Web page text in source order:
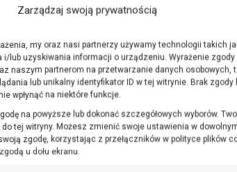
Zarządzaj swoją prywatnością
my oraz nasi partnerzy używamy technologii takich
i/lub uzyskiwania informacji o urządzeniu. Wyrażenie zgody
naszym partnerom na przetwarzanie danych osobowych,
lub unikalny identyfikator ID w tej witrynie. Brak zgody
wpłynąć na niektóre funkcje.
na powyższe lub dokonać szczegółowych wyborów.
tej witryny. Możesz zmienić swoje ustawienia w
zgodę, korzystając z przełączników w polityce plików
u dołu ekranu.
pacjentów do grupy ryzyka.
mało obiektywna, nie pozwala na
jednokanałowy do rejestracji przepływu
w czasie snu, przy wykorzystaniu
AASM– umożliwiające rejestrację i
oddechowych klatki piersiowej, ruchów
ciała i aktywności nóg. Badania te